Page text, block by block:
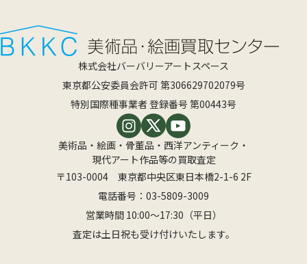
株式会社バーバリーアートスペース
東京都公安委員会許可 第306629702079号
特別国際種事業者 登録番号 第00443号
美術品・絵画・骨董品・西洋アンティーク・
現代アート作品等の買取査定
〒103-0004 東京都中央区東日本橋2-1-6 2F
電話番号： 03-5809-3009
営業時間 10:00〜17:30（平日）
査定は土日祝も受け付けいたします。